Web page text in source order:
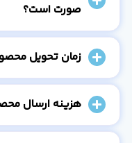
صورت است؟
زمان تحویل
هزینه ارسال